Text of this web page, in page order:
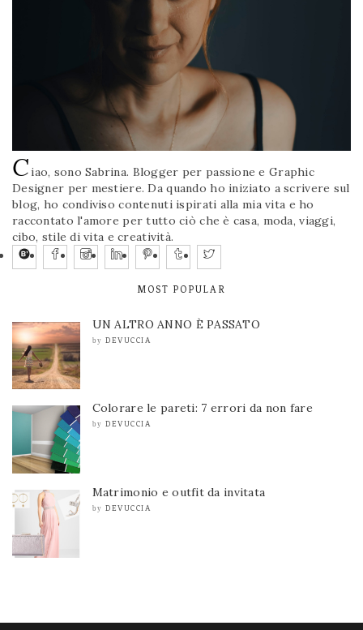
Ciao, sono Sabrina. Blogger per passione e Graphic
Designer per mestiere. Da quando ho iniziato a scrivere sul
blog, ho condiviso contenuti ispirati alla mia vita e ho
raccontato l'amore per tutto ciò che è casa, moda, viaggi,
cibo, stile di vita e creatività.
MOST POPULAR
UN ALTRO ANNO È PASSATO
by DEVUCCIA
Colorare le pareti: 7 errori da non fare
by DEVUCCIA
Matrimonio e outfit da invitata
by DEVUCCIA